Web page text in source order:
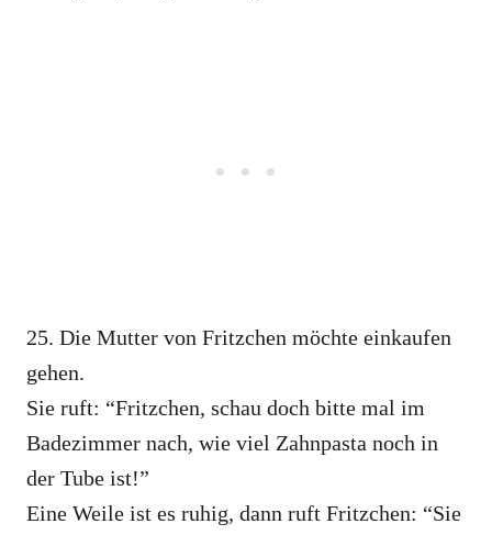
25. Die Mutter von Fritzchen möchte einkaufen
gehen.
Sie ruft: “Fritzchen, schau doch bitte mal im
Badezimmer nach, wie viel Zahnpasta noch in
der Tube ist!”
Eine Weile ist es ruhig, dann ruft Fritzchen: “Sie